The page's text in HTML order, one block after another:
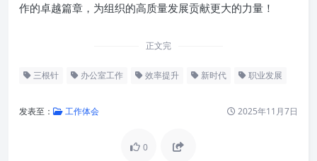
作的卓越篇章，为组织的高质量发展贡献更大的力量！
正文完
三根针 办公室工作 效率提升 新时代 职业发展
发表至： 工作体会 2025年11月7日
0